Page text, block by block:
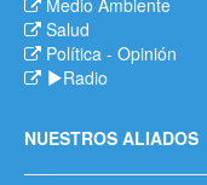
Medio Ambiente
Salud
Política - Opinión
Radio
NUESTROS ALIADOS